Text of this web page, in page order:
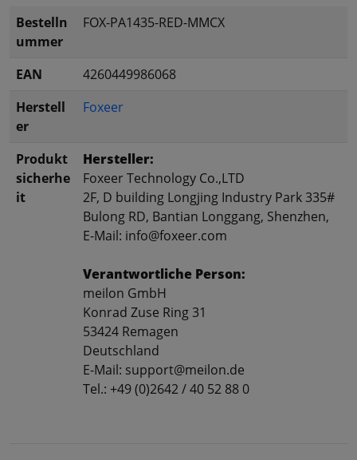
Bestelln
ummer
FOX-PA1435-RED-MMCX
EAN
4260449986068
Herstell
er
Foxeer
Produkt
sicherhe
it
Hersteller:
Foxeer Technology Co.,LTD
2F, D building Longjing Industry Park 335#
Bulong RD, Bantian Longgang, Shenzhen,
E-Mail: info@foxeer.com
Verantwortliche Person:
meilon GmbH
Konrad Zuse Ring 31
53424 Remagen
Deutschland
E-Mail: support@meilon.de
Tel.: +49 (0)2642 / 40 52 88 0